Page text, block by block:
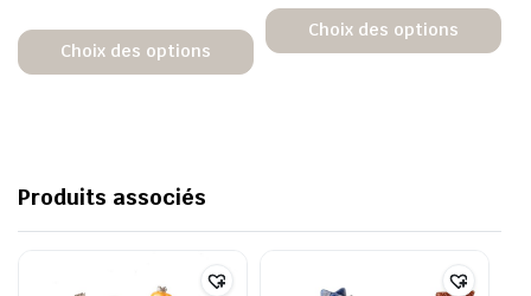
Choix des options
Choix des options
Produits associés